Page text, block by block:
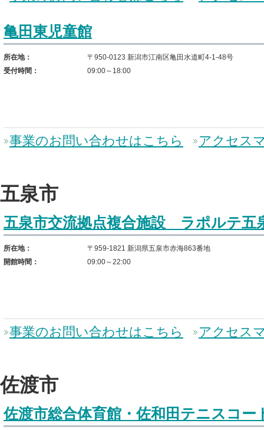
亀田東児童館
所在地：
〒950-0123 新潟市江南区亀田水道町4-1-48号
受付時間：
09:00～18:00
事業のお問い合わせはこちら アクセス
五泉市
五泉市交流拠点複合施設 ラポルテ五
所在地：
〒959-1821 新潟県五泉市赤海863番地
開館時間：
09:00～22:00
事業のお問い合わせはこちら アクセス
佐渡市
佐渡市総合体育館・佐和田テニスコー